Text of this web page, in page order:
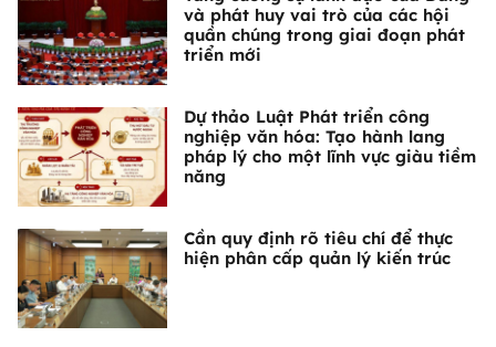
và phát huy vai trò của các hội
quần chúng trong giai đoạn phát
triển mới
Dự thảo Luật Phát triển công
nghiệp văn hóa: Tạo hành lang
pháp lý cho một lĩnh vực giàu tiềm
năng
Cần quy định rõ tiêu chí để thực
hiện phân cấp quản lý kiến trúc